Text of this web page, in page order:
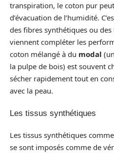
transpiration, le coton pur
d’évacuation de l’humidité.
des fibres synthétiques ou
viennent compléter les
coton mélangé à du modal
la pulpe de bois) est souvent
sécher rapidement tout en
avec la peau.
Les tissus synthétiques
Les tissus synthétiques
se sont imposés comme de